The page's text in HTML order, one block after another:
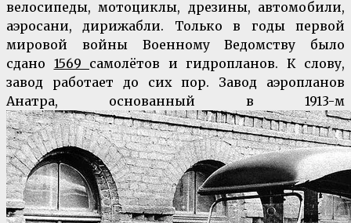
велосипеды, мотоциклы, дрезины, автомобили,
аэросани, дирижабли. Только в годы первой
мировой войны Военному Ведомству было
сдано 1569 самолётов и гидропланов. К слову,
завод работает до сих пор. Завод аэропланов
Анатра, основанный в 1913-м